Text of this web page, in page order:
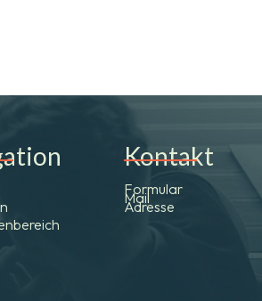
Kontakt
Formular
Mail
Adresse